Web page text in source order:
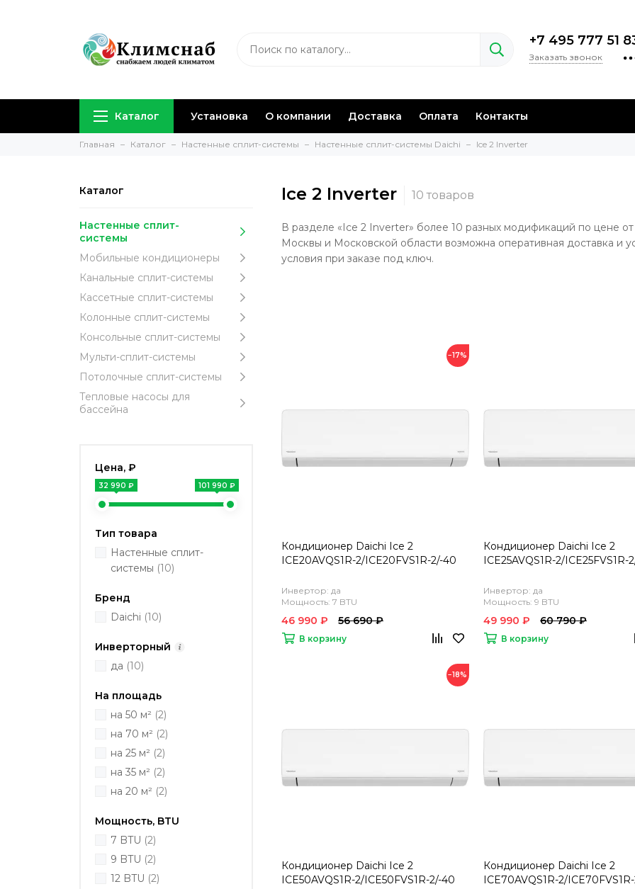
+7 495 777 51
Заказать звонок
Каталог Установка О компании Доставка Оплата Контакты
Главная Каталог Настенные сплит-системы Настенные сплит-системы Daichi Ice 2 Inverter
Каталог
Настенные сплит-
системы
Мобильные кондиционеры
Канальные сплит-системы
Кассетные сплит-системы
Колонные сплит-системы
Консольные сплит-системы
Мульти-сплит-системы
Потолочные сплит-системы
Тепловые насосы для
бассейна
Цена, ₽
32 990 ₽ 101 990 ₽
Тип товара
Настенные сплит-
системы (10)
Бренд
Daichi (10)
Инверторный
да (10)
На площадь
на 50 м² (2)
на 70 м² (2)
на 25 м² (2)
на 35 м² (2)
на 20 м² (2)
Мощность, BTU
7 BTU (2)
9 BTU (2)
12 BTU (2)
Ice 2 Inverter
В разделе «Ice 2 Inverter» более 10 разных модификаций по цене
Москвы и Московской области возможна оперативная доставка и
условия при заказе под ключ.
−17%
Кондиционер Daichi Ice 2
ICE20AVQS1R-2/ICE20FVS1R-2/-40
Инвертор: да
Мощность: 7 BTU
46 990 ₽ 56 690 ₽
В корзину
Кондиционер Daichi Ice 2
ICE25AVQS1R-2/ICE25FVS1R-
Инвертор: да
Мощность: 9 BTU
49 990 ₽ 60 790 ₽
В корзину
−18%
Кондиционер Daichi Ice 2
ICE50AVQS1R-2/ICE50FVS1R-2/-40
Кондиционер Daichi Ice 2
ICE70AVQS1R-2/